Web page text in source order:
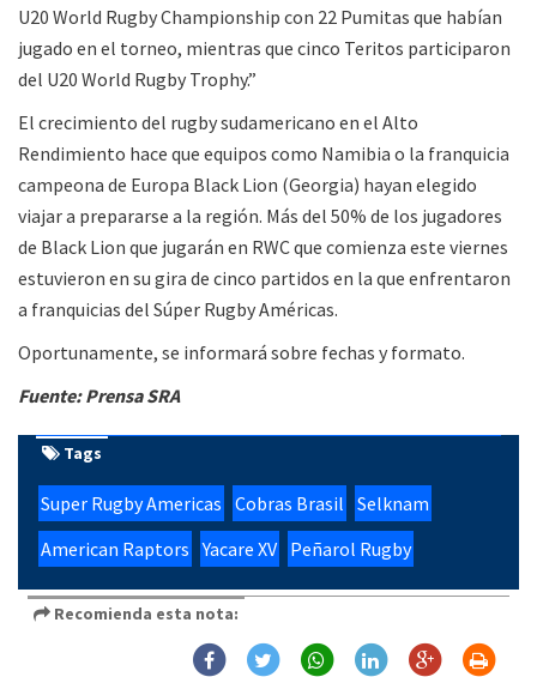
U20 World Rugby Championship con 22 Pumitas que habían
jugado en el torneo, mientras que cinco Teritos participaron
del U20 World Rugby Trophy.”
El crecimiento del rugby sudamericano en el Alto
Rendimiento hace que equipos como Namibia o la franquicia
campeona de Europa Black Lion (Georgia) hayan elegido
viajar a prepararse a la región. Más del 50% de los jugadores
de Black Lion que jugarán en RWC que comienza este viernes
estuvieron en su gira de cinco partidos en la que enfrentaron
a franquicias del Súper Rugby Américas.
Oportunamente, se informará sobre fechas y formato.
Fuente: Prensa SRA
Tags
Super Rugby Americas Cobras Brasil Selknam
American Raptors Yacare XV Peñarol Rugby
Recomienda esta nota: